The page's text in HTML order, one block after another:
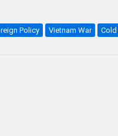
Policy Vietnam War Cold